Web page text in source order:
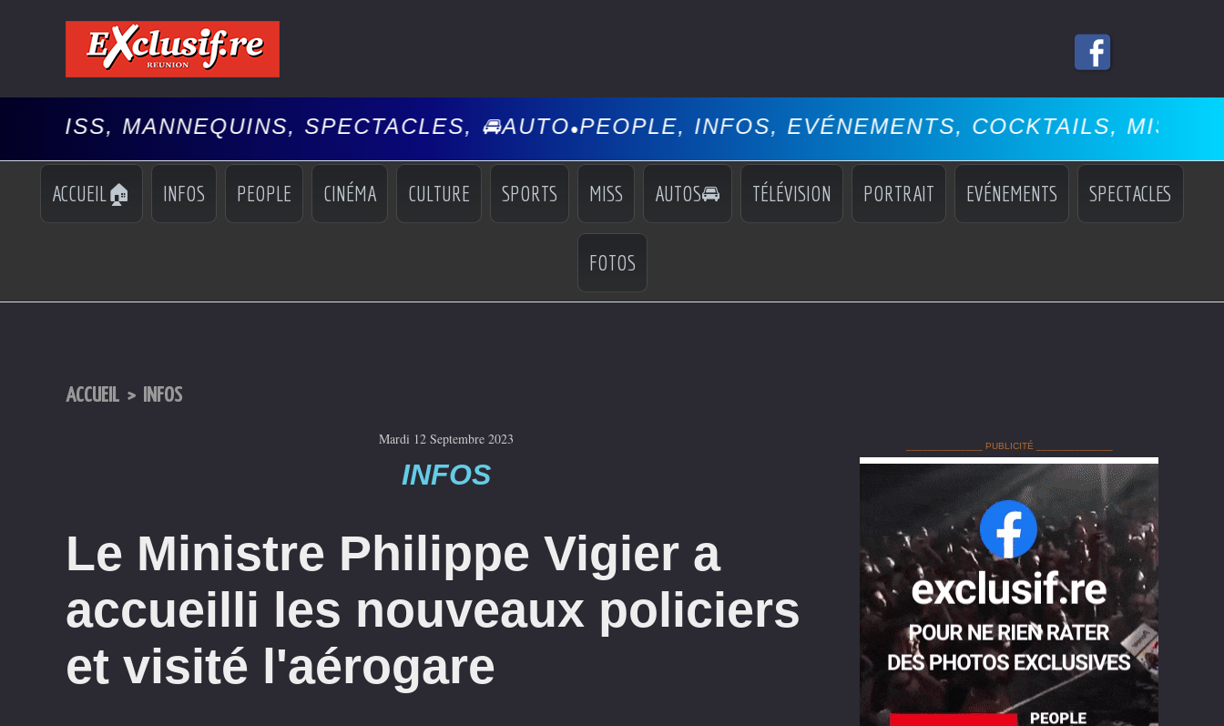
SPECTACLES, 🚘AUTO•PEOPLE, INFOS, EVÉNEMENTS, COCKTAILS, MISS, MANNEQUINS,
ACCUEIL🏠 INFOS PEOPLE CINÉMA CULTURE SPORTS MISS AUTOS🚘 TÉLÉVISION PORTRAIT EVÉNEMENTS SPECTACLES
FOTOS
ACCUEIL > INFOS
Mardi 12 Septembre 2023
INFOS
Le Ministre Philippe Vigier a
accueilli les nouveaux policiers
et visité l'aérogare
______________ PUBLICITÉ ______________